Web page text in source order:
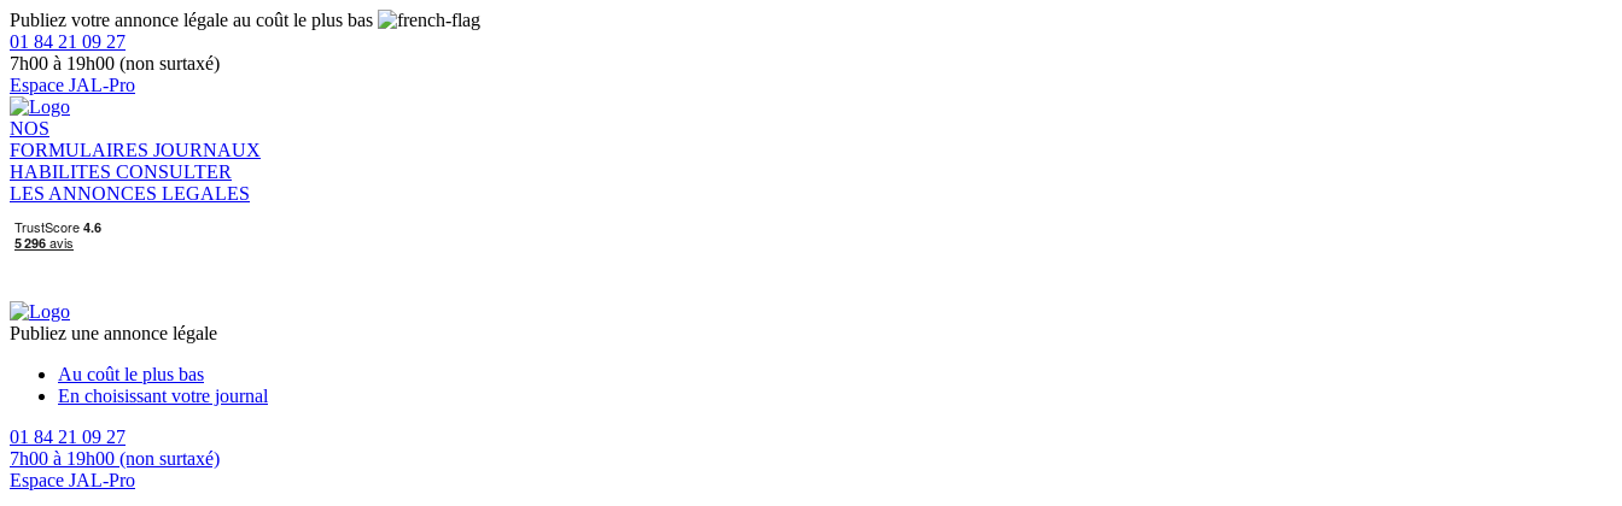
Publiez votre annonce légale au coût le plus bas
01 84 21 09 27
7h00 à 19h00 (non surtaxé)
Espace JAL-Pro
NOS
FORMULAIRES JOURNAUX
HABILITES CONSULTER
LES ANNONCES LEGALES
Publiez une annonce légale
Au coût le plus bas
En choisissant votre journal
01 84 21 09 27
7h00 à 19h00 (non surtaxé)
Espace JAL-Pro